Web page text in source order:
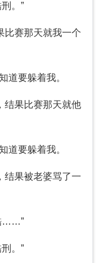
。”
比赛那天就我一个
道要躲着我。
结果比赛那天就他
道要躲着我。
结果被老婆骂了一
……”
。”